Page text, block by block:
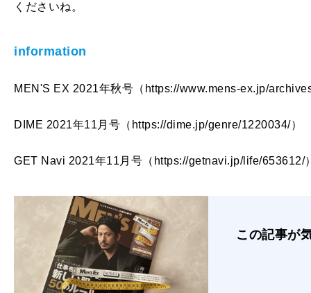
くださいね。
information
MEN'S EX 2021年秋号（https://www.mens-ex.jp/
DIME 2021年11月号（https://dime.jp/genre/1220034/）
GET Navi 2021年11月号（https://getnavi.jp/life/653612/
この記事が